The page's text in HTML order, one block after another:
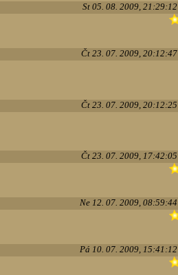
St 05. 08. 2009, 21:29:12
Čt 23. 07. 2009, 20:12:47
Čt 23. 07. 2009, 20:12:25
Čt 23. 07. 2009, 17:42:05
Ne 12. 07. 2009, 08:59:44
Pá 10. 07. 2009, 15:41:12